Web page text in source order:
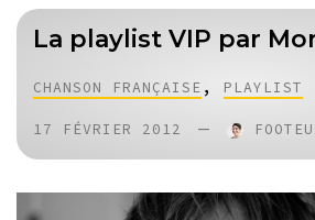
La playlist VIP par
CHANSON FRANÇAISE , PLAYLIST
17 FÉVRIER 2012 —